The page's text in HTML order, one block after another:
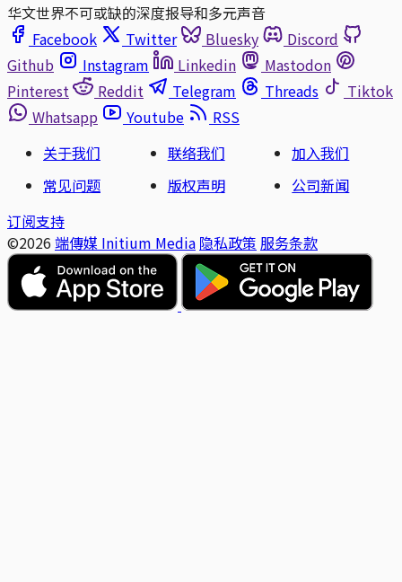
华文世界不可或缺的深度报导和多元声音
Facebook
Twitter Bluesky
Discord
Github
Instagram Linkedin
Mastodon
Pinterest
Reddit Telegram Threads
Tiktok
Whatsapp
Youtube
RSS
关于我们
联络我们
加入我们
常见问题
版权声明
公司新闻
订阅支持
©2026 端傳媒 Initium Media 隐私政策 服务条款